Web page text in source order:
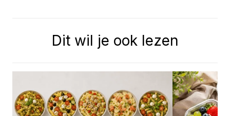
Dit wil je ook lezen